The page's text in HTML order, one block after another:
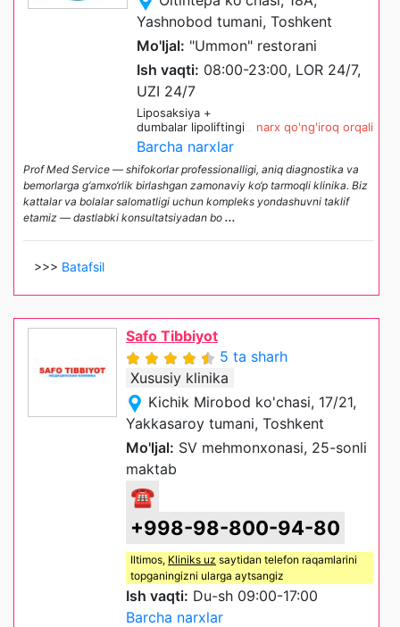
Yashnobod tumani, Toshkent
Mo'ljal: "Ummon" restorani
Ish vaqti: 08:00-23:00, LOR 24/7,
UZI 24/7
Liposaksiya +
dumbalar lipoliftingi
narx qo'ng'iroq orqali
Barcha narxlar
Prof Med Service — shifokorlar professionalligi, aniq diagnostika va
bemorlarga g‘amxo‘rlik birlashgan zamonaviy ko‘p tarmoqli klinika. Biz
kattalar va bolalar salomatligi uchun kompleks yondashuvni taklif
etamiz — dastlabki konsultatsiyadan bo ...
>>> Batafsil
Safo Tibbiyot
5 ta sharh
Xususiy klinika
Kichik Mirobod ko'chasi, 17/21,
Yakkasaroy tumani, Toshkent
Mo'ljal: SV mehmonxonasi, 25-sonli
maktab
☎
+998-98-800-94-80
Iltimos, Kliniks uz saytidan telefon raqamlarini
topganingizni ularga aytsangiz
Ish vaqti: Du-sh 09:00-17:00
Barcha narxlar